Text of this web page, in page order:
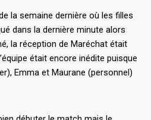
la semaine dernière où les filles
dans la dernière minute alors
la réception de Maréchat était
était encore inédite puisque
Emma et Maurane (personnel)